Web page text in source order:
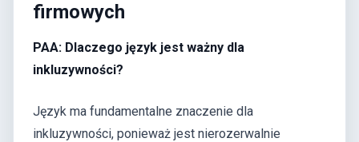
firmowych
PAA: Dlaczego język jest ważny dla
inkluzywności?
Język ma fundamentalne znaczenie dla
inkluzywności, ponieważ jest nierozerwalnie